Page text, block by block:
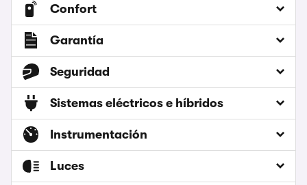
Confort
Garantía
Seguridad
Sistemas eléctricos e híbridos
Instrumentación
Luces